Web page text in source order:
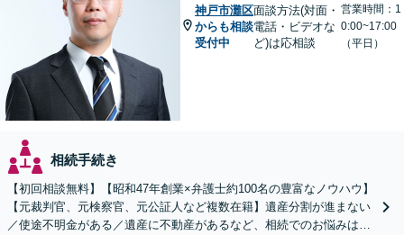
神戸市灘区
からも相談
受付中
面談方法(対面・
電話・ビデオな
ど)は応相談
営業時間：1
0:00~17:00
（平日）
相続手続き
【初回相談無料】【昭和47年創業×弁護士約100名の豊富なノウハウ】
【元裁判官、元検察官、元公証人など複数在籍】遺産分割が進まない
／使途不明金がある／遺産に不動産があるなど、相続でのお悩みはご